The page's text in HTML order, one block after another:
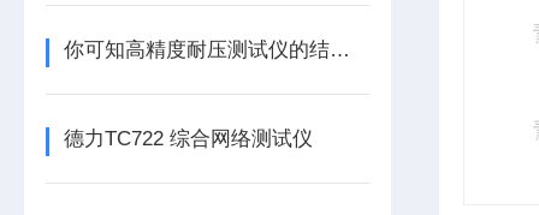
你可知高精度耐压测试仪的结构组成是什么吗
德力TC722 综合网络测试仪